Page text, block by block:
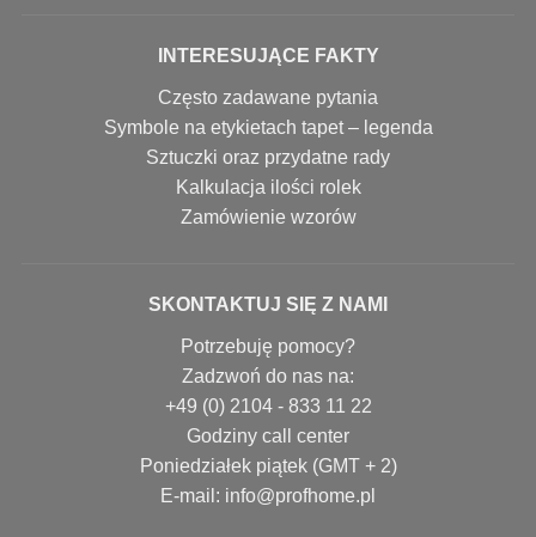
INTERESUJĄCE FAKTY
Często zadawane pytania
Symbole na etykietach tapet – legenda
Sztuczki oraz przydatne rady
Kalkulacja ilości rolek
Zamówienie wzorów
SKONTAKTUJ SIĘ Z NAMI
Potrzebuję pomocy?
Zadzwoń do nas na:
+49 (0) 2104 - 833 11 22
Godziny call center
Poniedziałek piątek (GMT + 2)
E-mail: info@profhome.pl